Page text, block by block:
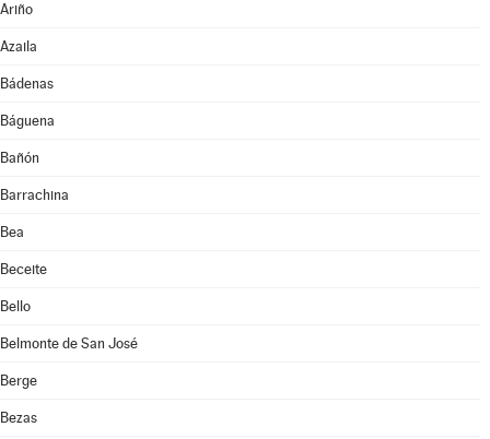
Ariño
Azaila
Bádenas
Báguena
Bañón
Barrachina
Bea
Beceite
Bello
Belmonte de San José
Berge
Bezas